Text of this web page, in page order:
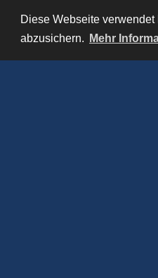
Diese Webseite
abzusichern.
Mehr